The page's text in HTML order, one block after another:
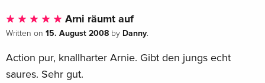
Arni räumt auf
Written on 15. August 2008 by Danny.
Action pur, knallharter Arnie. Gibt den jungs echt
saures. Sehr gut.